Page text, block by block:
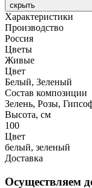
скрыть
Характеристики
Производство
Россия
Цветы
Живые
Цвет
Белый, Зеленый
Состав композиции
Зелень, Розы,
Высота, см
100
Цвет
белый, зеленый
Доставка
Осуществляем